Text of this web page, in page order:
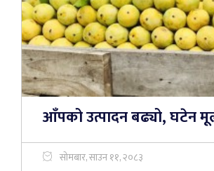
आँपको उत्पादन बढ्यो, घटेन
सोमबार, साउन ११, २०८३